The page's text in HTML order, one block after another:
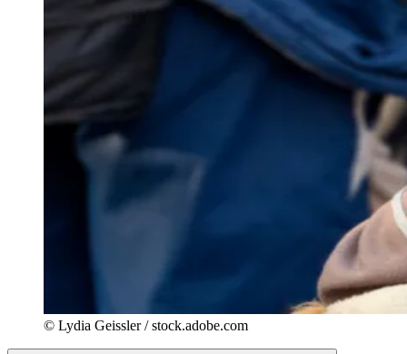
© Lydia Geissler / stock.adobe.com